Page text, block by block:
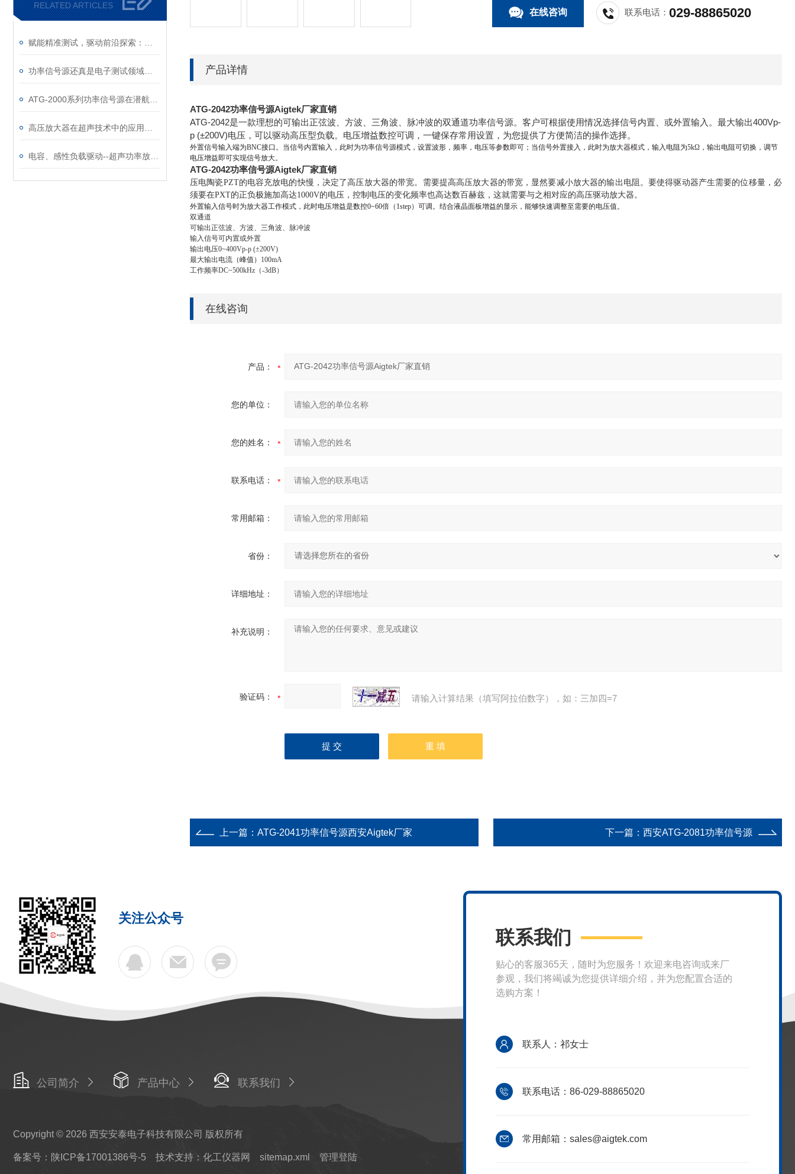
RELATED ARTICLES
在线咨询 联系电话：029-88865020
产品详情
ATG-2042功率信号源Aigtek厂家直销
ATG-2042是一款理想的可输出正弦波、方波、三角波、脉冲波的双通道功率信号源。客户可根据使用情况选择信号内置、或外置输入。最大输出400Vp-
p (±200V)电压，可以驱动高压型负载。电压增益数控可调，一键保存常用设置，为您提供了方便简洁的操作选择。
外置信号输入端为BNC接口。当信号内置输入，此时为功率信号源模式，设置波形，频率，电压等参数即可；当信号外置接入，此时为放大器模式，输入电阻为5kΩ ，输出电阻可切换，调节
电压增益即可实现信号放大。
ATG-2042功率信号源Aigtek厂家直销
压电陶瓷PZT的电容充放电的快慢，决定了高压放大器的带宽。需要提高高压放大器的带宽，显然要减小放大器的输出电阻。要使得驱动器产生需要的位移量，必
须要在PXT的正负极施加高达1000V的电压，控制电压的变化频率也高达数百赫兹，这就需要与之相对应的高压驱动放大器。
外置输入信号时为放大器工作模式，此时电压增益是数控0~60倍（ 1step）可调。结合液晶面板增益的显示，能够快速调整至需要的电压值。
双通道
可输出正弦波、方波、三角波、脉冲波
输入信号可内置或外置
输出电压0~400Vp-p (±200V)
最大输出电流 （峰值） 100mA
工作频率DC~500kHz （-3dB）
在线咨询
产品：
您的单位：
您的姓名：
联系电话：
常用邮箱：
省份：
详细地址：
补充说明：
验证码： 请输入计算结果（填写阿拉伯数字），如：三加四=7
上一篇： ATG-2041功率信号源西安Aigtek厂家 下一篇： 西安ATG-2081功率信号源
关注公众号
公司简介 产品中心 联系我们
Copyright © 2026 西安安泰电子科技有限公司 版权所有
备案号：陕ICP备17001386号-5 技术支持：化工仪器网 sitemap.xml 管理登陆
联系我们
贴心的客服365天，随时为您服务！欢迎来电咨询或来厂
参观，我们将竭诚为您提供详细介绍，并为您配置合适的
选购方案！
联系人：祁女士
联系电话：86-029-88865020
常用邮箱：sales@aigtek.com